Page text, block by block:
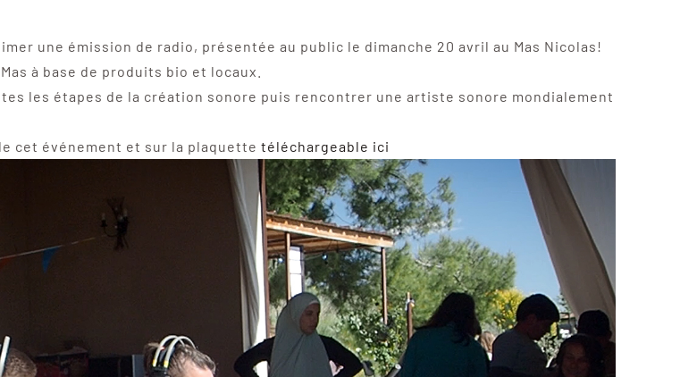
une émission de radio, présentée au public le dimanche 20 avril au Mas Nicolas!
à base de produits bio et locaux.
les étapes de la création sonore puis rencontrer une artiste sonore mondialement
cet événement et sur la plaquette téléchargeable ici